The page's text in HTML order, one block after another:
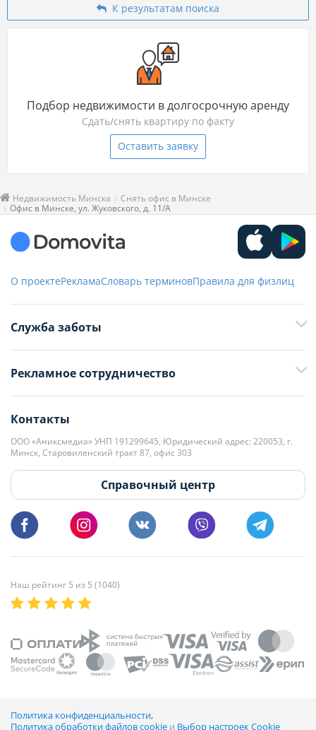
К результатам поиска
Подбор недвижимости в долгосрочную аренду
Сдать/снять квартиру по факту
Оставить заявку
Недвижимость Минска
Снять офис в Минске
Офис в Минске, ул. Жуковского, д. 11/А
О проектеРекламаСловарь терминовПравила для физлиц
Служба заботы
+375 29 376-13-70
+375 33 376-13-70
editor@domovita.by
Мы принимаем звонки и отвечаем на письма в будние дни с 9:00 до
18:00.
Рекламное сотрудничество
+375 29 563-15-61 Кристина Филюта
kb@domovita.by
+375 29 179-11-28 Владислав Гладченко
vg@domovita.by
Пишите и звоните нам в будние дни с 8:00 до 20:00.
Контакты
ООО «Аниксмедиа» УНП 191299645, Юридический адрес: 220053, г.
Минск, Старовиленский тракт 87, офис 303
Справочный центр
Наш рейтинг 5 из 5 (1040)
Политика конфиденциальности,
Политика обработки файлов cookie и Выбор настроек Cookie